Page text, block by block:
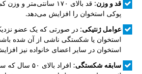
قد و وزن
پوکی استخوان را افزایش می‌دهد.
عوامل ژنتیکی: در صورتی که یک عضو
استخوان یا شکستگی ناشی از آن شده
استخوان در سایر اعضای خانواده نیز
سابقه شکستگی
: افراد بالای